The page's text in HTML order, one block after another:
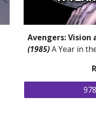
(1985)A Year in